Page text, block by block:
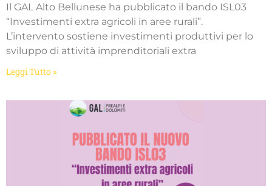
Il GAL Alto Bellunese ha pubblicato il bando ISL03
“Investimenti extra agricoli in aree rurali”.
L’intervento sostiene investimenti produttivi per lo
sviluppo di attività imprenditoriali extra
Leggi Tutto »